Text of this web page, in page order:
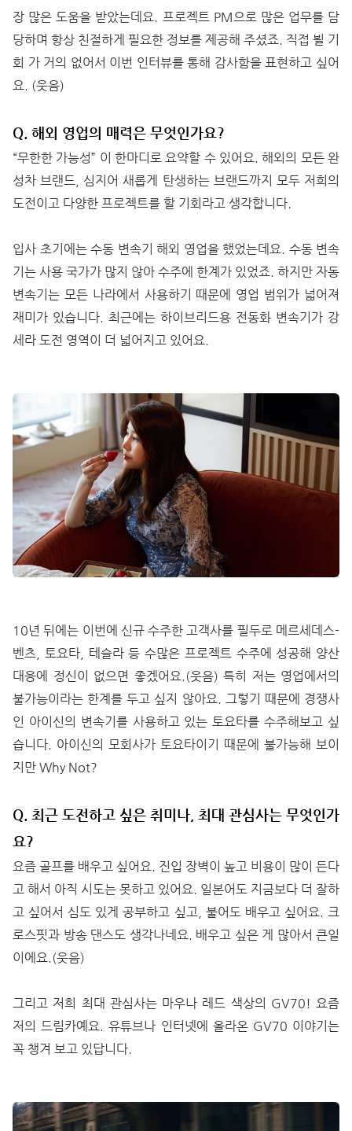
장 많은 도움을 받았는데요. 프로젝트 PM으로 많은 업무를 담
당하며 항상 친절하게 필요한 정보를 제공해 주셨죠. 직접 뵐 기
회 가 거의 없어서 이번 인터뷰를 통해 감사함을 표현하고 싶어
요. (웃음)
Q. 해외 영업의 매력은 무엇인가요?
“무한한 가능성” 이 한마디로 요약할 수 있어요. 해외의 모든 완
성차 브랜드, 심지어 새롭게 탄생하는 브랜드까지 모두 저희의
도전이고 다양한 프로젝트를 할 기회라고 생각합니다.
입사 초기에는 수동 변속기 해외 영업을 했었는데요. 수동 변속
기는 사용 국가가 많지 않아 수주에 한계가 있었죠. 하지만 자동
변속기는 모든 나라에서 사용하기 때문에 영업 범위가 넓어져
재미가 있습니다. 최근에는 하이브리드용 전동화 변속기가 강
세라 도전 영역이 더 넓어지고 있어요.
10년 뒤에는 이번에 신규 수주한 고객사를 필두로 메르세데스-
벤츠, 토요타, 테슬라 등 수많은 프로젝트 수주에 성공해 양산
대응에 정신이 없으면 좋겠어요.(웃음) 특히 저는 영업에서의
불가능이라는 한계를 두고 싶지 않아요. 그렇기 때문에 경쟁사
인 아이신의 변속기를 사용하고 있는 토요타를 수주해보고 싶
습니다. 아이신의 모회사가 토요타이기 때문에 불가능해 보이
지만 Why Not?
Q. 최근 도전하고 싶은 취미나, 최대 관심사는 무엇인가
요?
요즘 골프를 배우고 싶어요. 진입 장벽이 높고 비용이 많이 든다
고 해서 아직 시도는 못하고 있어요. 일본어도 지금보다 더 잘하
고 싶어서 심도 있게 공부하고 싶고, 불어도 배우고 싶어요. 크
로스핏과 방송 댄스도 생각나네요. 배우고 싶은 게 많아서 큰일
이에요.(웃음)
그리고 저희 최대 관심사는 마우나 레드 색상의 GV70! 요즘
저의 드림카예요. 유튜브나 인터넷에 올라온 GV70 이야기는
꼭 챙겨 보고 있답니다.